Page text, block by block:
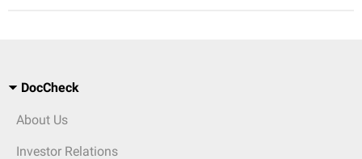
DocCheck
About Us
Investor Relations